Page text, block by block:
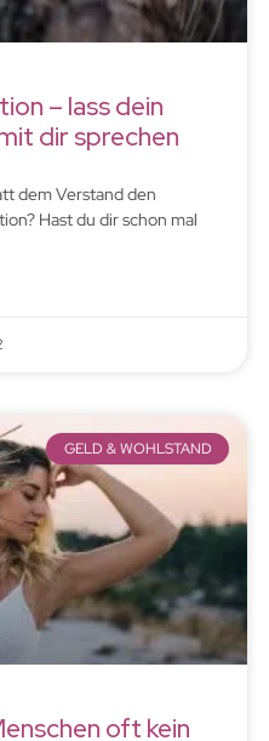
– lass dein
dir sprechen
dem Verstand den
Hast du dir schon mal
GELD & WOHLSTAND
oft kein